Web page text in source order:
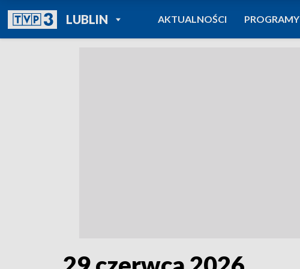
LUBLINPOWRÓT DO
TVP REGIONY
AKTUALNOŚCI PROGRAMY